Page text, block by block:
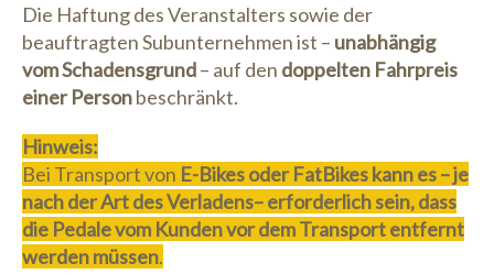
Die Haftung des Veranstalters sowie der
beauftragten Subunternehmen ist – unabhängig
vom Schadensgrund– auf den doppelten Fahrpreis
einer Personbeschränkt.
Hinweis:
Bei Transport von E-Bikes oder FatBikeskann es – je
nach der Art des Verladens– erforderlich sein, dass
die Pedale vom Kunden vor dem Transport entfernt
werden müssen.